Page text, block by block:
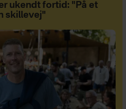
ukendt fortid: "På et
skillevej"